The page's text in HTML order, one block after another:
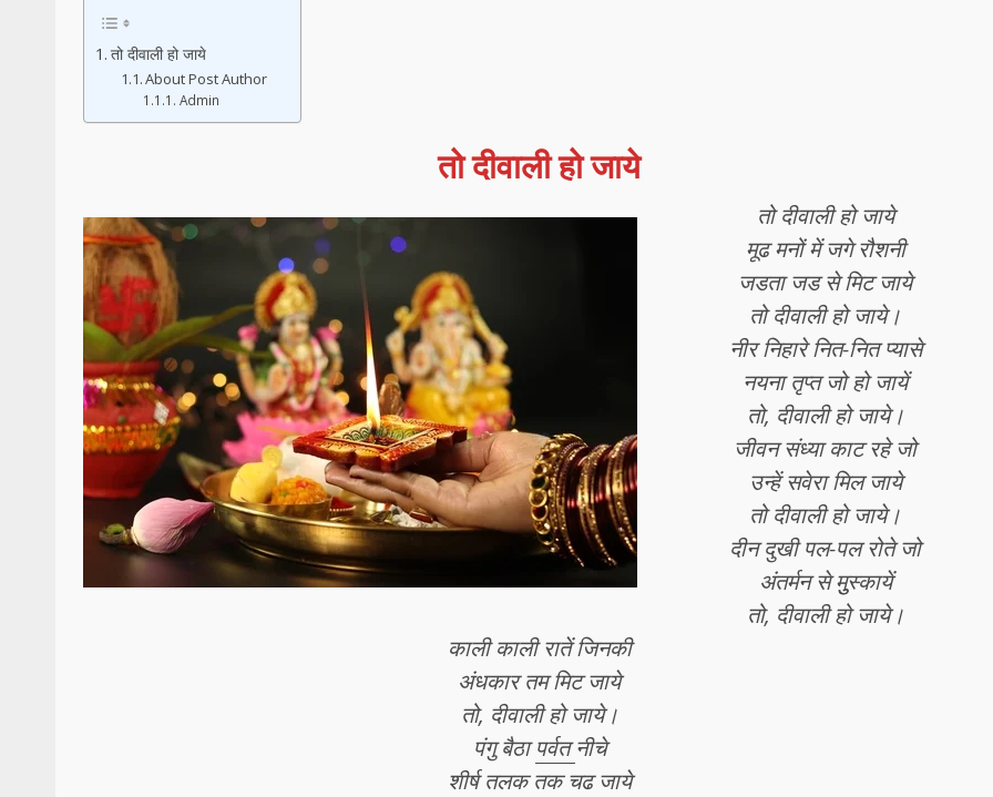
तो दीवाली हो जाये
About Post Author
Admin
तो दीवाली हो जाये
तो दीवाली हो जाये
मूढ मनों में जगे रौशनी
जडता जड से मिट जाये
तो दीवाली हो जाये।
नीर निहारे नित-नित प्यासे
नयना तृप्त जो हो जायें
तो, दीवाली हो जाये।
जीवन संध्या काट रहे जो
उन्हें सवेरा मिल जाये
तो दीवाली हो जाये।
दीन दुखी पल-पल रोते जो
अंतर्मन से मुुस्कायें
तो, दीवाली हो जाये।
काली काली रातें जिनकी
अंधकार तम मिट जाये
तो, दीवाली हो जाये।
पंगु बैठापर्वतनीचे
शीर्ष तलक तक चढ जाये